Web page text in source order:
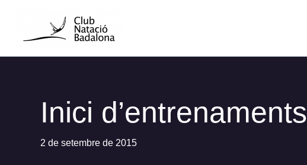
contingut
Inici
2 de setembre de 2015